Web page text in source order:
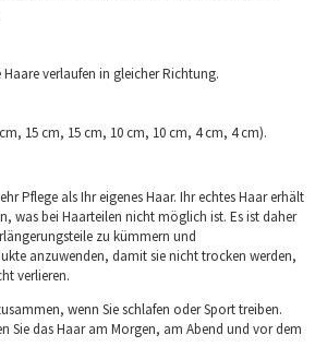
verlaufen in gleicher Richtung.
15 cm, 15 cm, 10 cm, 10 cm, 4 cm, 4 cm).
Pflege als Ihr eigenes Haar. Ihr echtes Haar erhält
was bei Haarteilen nicht möglich ist. Es ist daher
zu kümmern und
anzuwenden, damit sie nicht trocken werden,
verlieren.
wenn Sie schlafen oder Sport treiben.
Sie das Haar am Morgen, am Abend und vor dem